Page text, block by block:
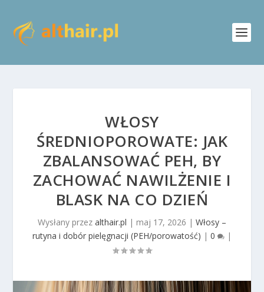
WŁOSY
ŚREDNIOPOROWATE: JAK
ZBALANSOWAĆ PEH, BY
ZACHOWAĆ NAWILŻENIE I
BLASK NA CO DZIEŃ
Wysłany przez althair.pl | maj 17, 2026 | Włosy –
rutyna i dobór pielęgnacji (PEH/porowatość) | 0 |